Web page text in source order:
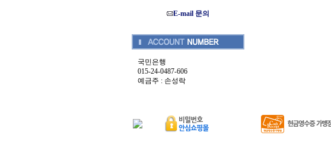
E-mail 문의
국민은행
015-24-0487-606
예금주 : 손성락